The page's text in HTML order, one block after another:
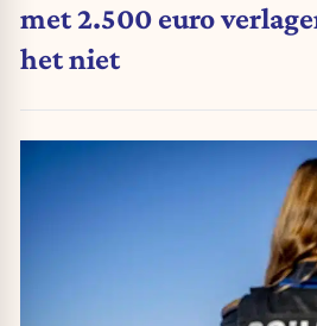
met 2.500 euro
het niet